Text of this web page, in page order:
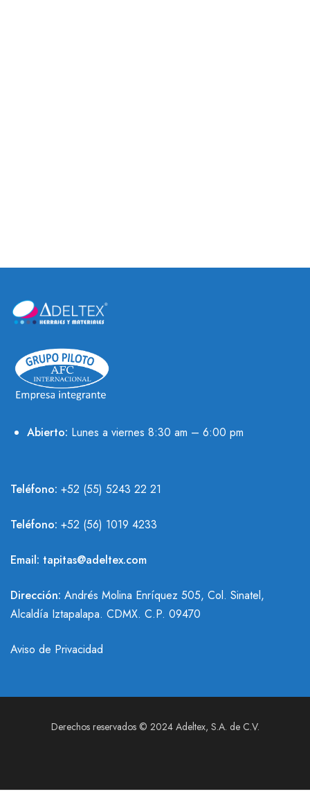
Abierto: Lunes a viernes 8:30 am – 6:00 pm
Teléfono: +52 (55) 5243 22 21
Teléfono: +52 (56) 1019 4233
Email: tapitas@adeltex.com
Dirección: Andrés Molina Enríquez 505, Col. Sinatel,
Alcaldía Iztapalapa. CDMX. C.P. 09470
Aviso de Privacidad
Derechos reservados © 2024 Adeltex, S.A. de C.V.